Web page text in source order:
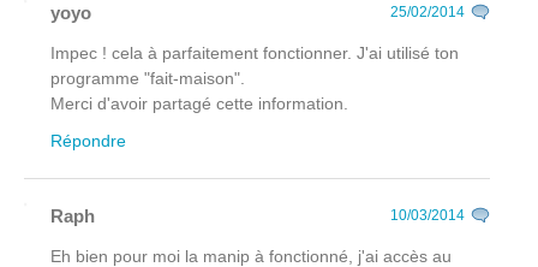
yoyo 25/02/2014
Impec ! cela à parfaitement fonctionner. J'ai utilisé ton
programme "fait-maison".
Merci d'avoir partagé cette information.
Répondre
Raph 10/03/2014
Eh bien pour moi la manip à fonctionné, j'ai accès au